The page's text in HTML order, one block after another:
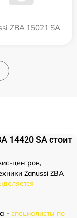
ZBA 15021 SA
14420 SA стоит
центров,
Zanussi ZBA
- специалисты по